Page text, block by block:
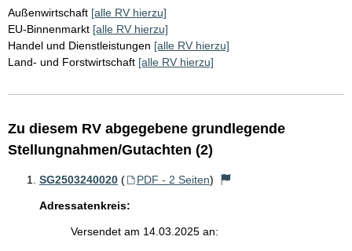
Außenwirtschaft [alle RV hierzu]
EU-Binnenmarkt [alle RV hierzu]
Handel und Dienstleistungen [alle RV hierzu]
Land- und Forstwirtschaft [alle RV hierzu]
Zu diesem RV abgegebene grundlegende
Stellungnahmen/Gutachten (2)
SG2503240020 ( PDF - 2 Seiten)
Adressatenkreis:
Versendet am 14.03.2025 an: